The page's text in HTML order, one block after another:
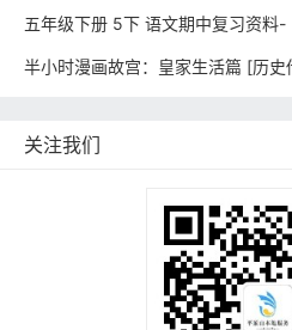
半小时漫画故宫：皇家生活篇 [ 历
关注我们